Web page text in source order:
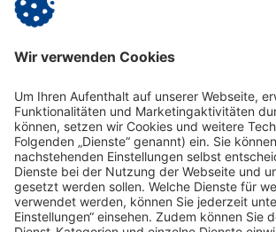
genommen. Ich stimme zu, dass die
übermittelten Daten zur